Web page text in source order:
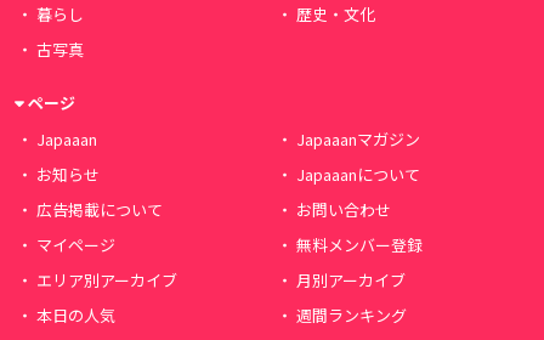
暮らし
歴史・文化
古写真
ページ
Japaaan
Japaaanマガジン
お知らせ
Japaaanについて
広告掲載について
お問い合わせ
マイページ
無料メンバー登録
エリア別アーカイブ
月別アーカイブ
本日の人気
週間ランキング